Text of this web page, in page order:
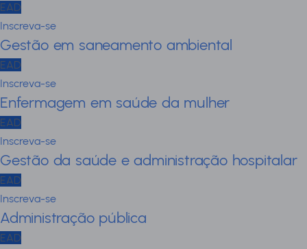
EAD
Inscreva-se
Gestão em saneamento ambiental
EAD
Inscreva-se
Enfermagem em saúde da mulher
EAD
Inscreva-se
Gestão da saúde e administração hospitalar
EAD
Inscreva-se
Administração pública
EAD